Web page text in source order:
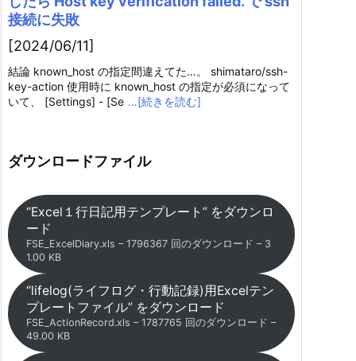
接続に失敗
[2024/06/11]
結論 known_host の指定間違えてた…。 shimataro/ssh-
key-action 使用時に known_host の指定が必須になって
いて、 [Settings] - [Se …[続きを読む]
ダウンロードファイル
“Excel１行日記用テンプレート” をダウンロ
ード
FSE_ExcelDiary.xls – 1796367 回のダウンロード – 3
1.00 KB
“lifelog(ライフログ・行動記録)用Excelテン
プレートファイル” をダウンロード
FSE_ActionRecord.xls – 1787765 回のダウンロード –
49.00 KB